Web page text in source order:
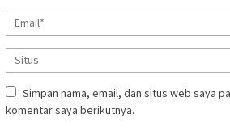
Simpan nama, email, dan situs web saya
komentar saya berikutnya.